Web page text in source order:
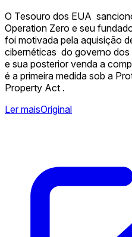
O Tesouro dos EUA
Operation Zero e seu
foi motivada pela aquisição
cibernéticas ️ do governo dos
e sua posterior venda a
é a primeira medida sob a
Property Act .
Ler maisOriginal